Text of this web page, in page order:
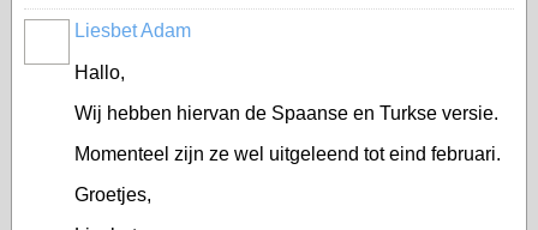
Liesbet Adam
Hallo,
Wij hebben hiervan de Spaanse en Turkse versie.
Momenteel zijn ze wel uitgeleend tot eind februari.
Groetjes,